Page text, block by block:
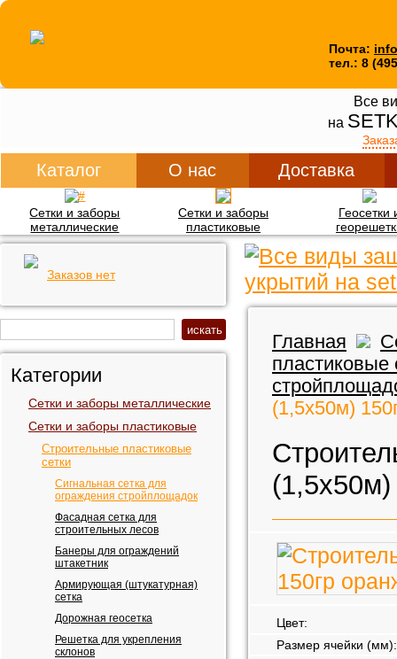
Почта:
тел.: 8
Все
на
Каталог О нас Доставка
Сетки и заборы
металлические
Сетки и заборы
пластиковые
Геосетки
Заказов нет
Категории
Сетки и заборы металлические
Сетки и заборы пластиковые
Строительные пластиковые
сетки
Сигнальная сетка для
ограждения стройплощадок
Фасадная сетка для
строительных лесов
Банеры для ограждений
штакетник
Армирующая (штукатурная)
сетка
Дорожная геосетка
Решетка для укрепления
склонов
Главная
пластиковые
(1,5х50м)
Цвет:
Размер ячейки (мм):